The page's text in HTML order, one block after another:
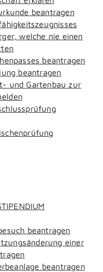
beantragen
welche nie einen
beantragen
beantragen
und Gartenbau zur
beantragen
einer
beantragen